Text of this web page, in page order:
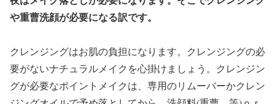
や重曹洗顔が必要になる訳です。
クレンジングはお肌の負担になります。クレンジングの必
要がないナチュラルメイクを心掛けましょう。クレンジン
グが必要なポイントメイクは、専用のリムーバーかクレン